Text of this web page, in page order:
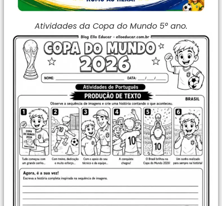
Atividades da Copa do Mundo 5° ano.